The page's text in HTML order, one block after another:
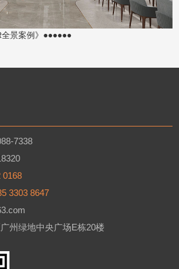
景案例》●●●●●●
7338
0168
3303 8647
州绿地中央广场E栋20楼